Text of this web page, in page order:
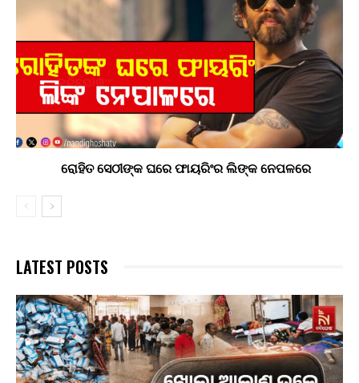
ରୋହିତ ସେଠୀଙ୍କ ଘରେ ଫାୟରିଂର ଲିଙ୍କ ନେପଳରେ
LATEST POSTS